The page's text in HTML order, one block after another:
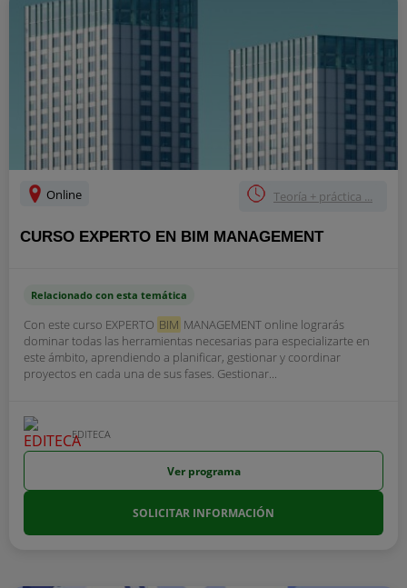
Online Teoría + práctica ...
CURSO EXPERTO EN BIM MANAGEMENT
Relacionado con esta temática
Con este curso EXPERTO BIM MANAGEMENT online lograrás
dominar todas las herramientas necesarias para especializarte en
este ámbito, aprendiendo a planificar, gestionar y coordinar
proyectos en cada una de sus fases. Gestionar...
EDITECA
Ver programa
SOLICITAR INFORMACIÓN